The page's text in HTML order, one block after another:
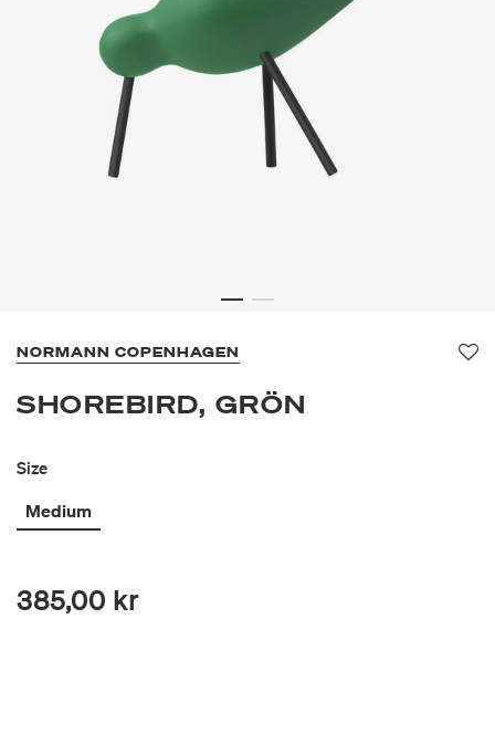
NORMANN COPENHAGEN
SHOREBIRD, GRÖN
Size
Medium
385,00 kr